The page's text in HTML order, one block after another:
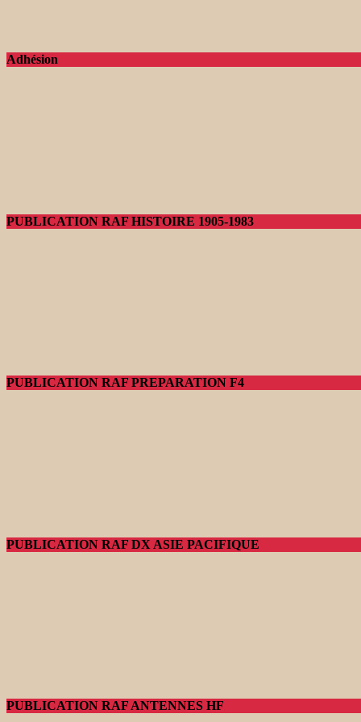
Adhésion
PUBLICATION RAF HISTOIRE 1905-1983
PUBLICATION RAF PREPARATION F4
PUBLICATION RAF DX ASIE PACIFIQUE
PUBLICATION RAF ANTENNES HF